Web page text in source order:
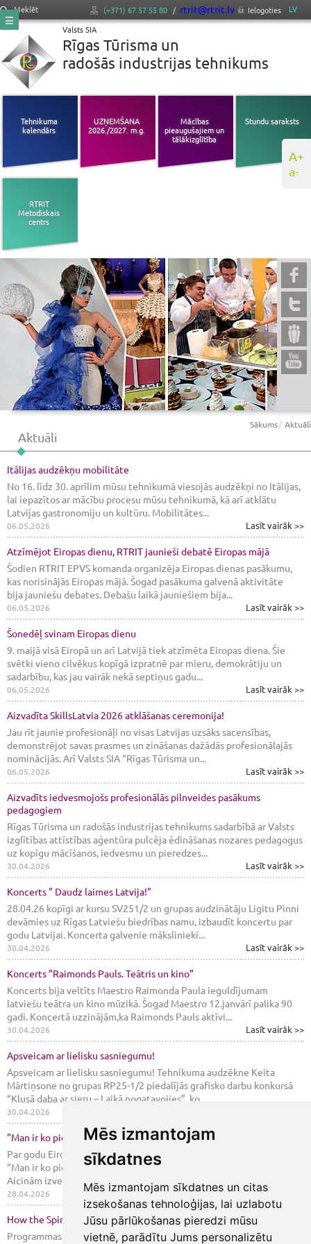
Mēs izmantojam
sīkdatnes
Mēs izmantojam sīkdatnes un citas
izsekošanas tehnoloģijas, lai uzlabotu
Jūsu pārlūkošanas pieredzi mūsu
vietnē, parādītu Jums personalizētu
A+
a-
Meklēt (+371) 67 57 55 80 / rtrit@rtrit.lv Ielogoties
LV
Valsts SIA
Rīgas Tūrisma un
radošās industrijas tehnikums
Tehnikuma
kalendārs
UZŅEMŠANA
2026./2027. m.g.
Mācības
pieaugušajiem un
tālākizglītība
Stundu saraksts
RTRIT
Metodiskais
centrs
Sākums Aktuāli
Aktuāli
Itālijas audzēkņu mobilitāte
No 16. līdz 30. aprīlim mūsu tehnikumā viesojās audzēkņi no Itālijas,
lai iepazītos ar mācību procesu mūsu tehnikumā, kā arī atklātu
Latvijas gastronomiju un kultūru. Mobilitātes...
Lasīt vairāk >>
06.05.2026
Atzīmējot Eiropas dienu, RTRIT jaunieši debatē Eiropas mājā
Šodien RTRIT EPVS komanda organizēja Eiropas dienas pasākumu,
kas norisinājās Eiropas mājā. Šogad pasākuma galvenā aktivitāte
bija jauniešu debates. Debašu laikā jauniešiem bija...
Lasīt vairāk >>
06.05.2026
Šonedēļ svinam Eiropas dienu
9. maijā visā Eiropā un arī Latvijā tiek atzīmēta Eiropas diena. Šie
svētki vieno cilvēkus kopīgā izpratnē par mieru, demokrātiju un
sadarbību, kas jau vairāk nekā septiņus gadu...
Lasīt vairāk >>
06.05.2026
Aizvadīta SkillsLatvia 2026 atklāšanas ceremonija!
Jau rīt jaunie profesionāļi no visas Latvijas uzsāks sacensības,
demonstrējot savas prasmes un zināšanas dažādās profesionālajās
nominācijās. Arī Valsts SIA “Rīgas Tūrisma un...
Lasīt vairāk >>
06.05.2026
Aizvadīts iedvesmojošs profesionālās pilnveides pasākums
pedagogiem
Rīgas Tūrisma un radošās industrijas tehnikums sadarbībā ar Valsts
izglītības attīstības aģentūra pulcēja ēdināšanas nozares pedagogus
uz kopīgu mācīšanos, iedvesmu un pieredzes...
Lasīt vairāk >>
30.04.2026
Koncerts " Daudz laimes Latvija!"
28.04.26 kopīgi ar kursu SV251/2 un grupas audzinātāju Ligitu Pinni
devāmies uz Rīgas Latviešu biedrības namu, izbaudīt koncertu par
godu Latvijai. Koncerta galvenie mākslinieki...
Lasīt vairāk >>
30.04.2026
Koncerts ”Raimonds Pauls. Teātris un kino”
Koncerts bija veltīts Maestro Raimonda Paula ieguldījumam
latviešu teātra un kino mūzikā. Šogad Maestro 12.janvārī palika 90
gadi. Koncertā uzzinājām,ka Raimonds Pauls aktīvi...
Lasīt vairāk >>
30.04.2026
Apsveicam ar lielisku sasniegumu!
Apsveicam ar lielisku sasniegumu! Tehnikuma audzēkne Keita
Mārtiņsone no grupas RP25-1/2 piedalījās grafisko darbu konkursā
“Klusā daba ar sieru – Laikā nogatavojies”, ko...
30.04.2026
"Man ir ko piebilst" debates
Par godu Eiropas dienai 06.maijā EPVS komanda organizē debates
“Man ir ko piebilst”, un aicina Jūsu jauniešus tajā piedalīties.
Aicinām izveidot komandu 5 jauniešu sastāvā –...
Lasīt vairāk >>
28.04.2026
How the Spiral Works
Programmas “Latvijas skolas soma” ietvaros 16. aprīlī TK 23-1/2